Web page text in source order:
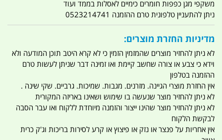
משקפי מגן כפפות חומרים כימיים לאסלות בממד ועוד
ניתן להתעניין טלפונית טרם ההזמנה 0523214741
מדיניות החזרת מוצרים:
לא ניתן להחזיר מוצרים שהמזמין הזמין כי לא קרא היטב תוכן המודעה ולא
וידא כי צבע או צורה שחשב קיימת ואו זמינה דבר שניתן לעשות טרם
ההזמנה בטלפון
אין החזרת מוצרי הגיינה. מזרנים. מגבות. שמיכות. גרביים. שקי שינה .
לא ניתן להחזיר מוצר שנעשה בו שימוש ושאינו באריזה המקורית
לא ניתן להחזיר מוצר שהינו ייצור והזמנה מיוחדת ללקוח ואו עבר הסבה
לבקשת הלקוח
אין אחריות על פנצר או נזק או פיצוץ או קרע לסירות בריכות וג'ק כרית